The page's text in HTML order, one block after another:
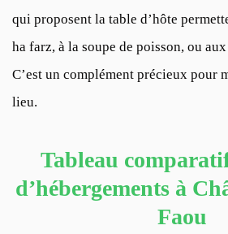
qui proposent la table d’hôte
ha farz, à la soupe de poisson, ou
C’est un complément précieux pour
lieu.
Tableau
d’hébergements à
Faou